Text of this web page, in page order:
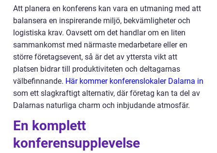
Att planera en konferens kan vara en utmaning med att
balansera en inspirerande miljö, bekvämligheter och
logistiska krav. Oavsett om det handlar om en liten
sammankomst med närmaste medarbetare eller en
större företagsevent, så är det av yttersta vikt att
platsen bidrar till produktiviteten och deltagarnas
välbefinnande. Här kommer konferenslokaler Dalarna in
som ett slagkraftigt alternativ, där företag kan ta del av
Dalarnas naturliga charm och inbjudande atmosfär.
En komplett
konferensupplevelse